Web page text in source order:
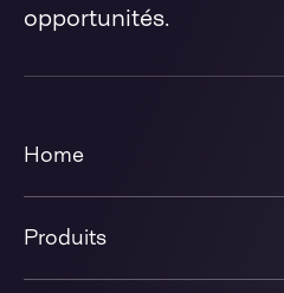
opportunités.
Home
Produits